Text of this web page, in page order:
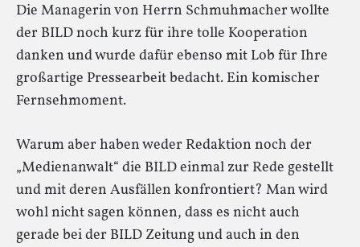
Die Managerin von Herrn Schmuhmacher wollte
der BILD noch kurz für ihre tolle Kooperation
danken und wurde dafür ebenso mit Lob für Ihre
großartige Pressearbeit bedacht. Ein komischer
Fernsehmoment.
Warum aber haben weder Redaktion noch der
„Medienanwalt“ die BILD einmal zur Rede gestellt
und mit deren Ausfällen konfrontiert? Man wird
wohl nicht sagen können, dass es nicht auch
gerade bei der BILD Zeitung und auch in den